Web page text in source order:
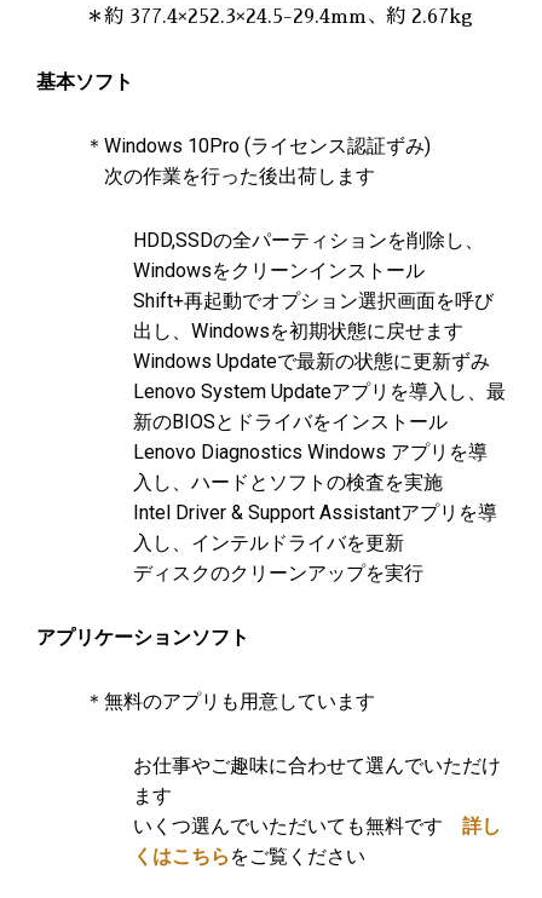
＊約 377.4×252.3×24.5-29.4mm、約 2.67kg
基本ソフト
＊Windows 10Pro (ライセンス認証ずみ)
次の作業を行った後出荷します
HDD,SSDの全パーティションを削除し、
Windowsをクリーンインストール
Shift+再起動でオプション選択画面を呼び
出し、Windowsを初期状態に戻せます
Windows Updateで最新の状態に更新ずみ
Lenovo System Updateアプリを導入し、最
新のBIOSとドライバをインストール
Lenovo Diagnostics Windows アプリを導
入し、ハードとソフトの検査を実施
Intel Driver & Support Assistantアプリを導
入し、インテルドライバを更新
ディスクのクリーンアップを実行
アプリケーションソフト
＊無料のアプリも用意しています
お仕事やご趣味に合わせて選んでいただけ
ます
いくつ選んでいただいても無料です 詳し
くはこちら をご覧ください